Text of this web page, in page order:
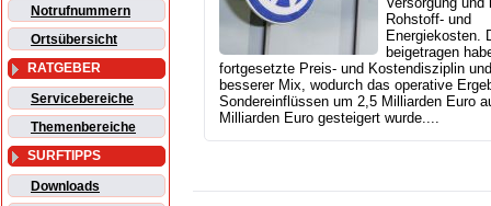
Notrufnummern
Ortsübersicht
RATGEBER
Servicebereiche
Themenbereiche
SURFTIPPS
Downloads
Rohstoff- und
Energiekosten.
beigetragen
fortgesetzte Preis- und Kostendisziplin
besserer Mix, wodurch das operative
Sondereinflüssen um 2,5 Milliarden Euro
Milliarden Euro gesteigert wurde....